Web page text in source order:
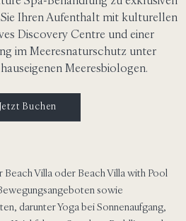
Ihren Aufenthalt mit kulturellen
Discovery Centre und einer
im Meeresnaturschutz unter
Meeresbiologen.
Jetzt Buchen
Beach Villa oder Beach Villa with Pool
sowie
darunter Yoga bei Sonnenaufgang,